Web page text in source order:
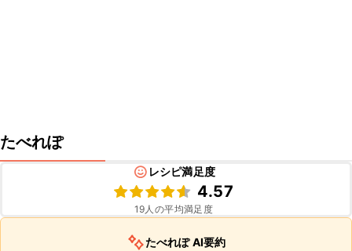
たべれぽ
レシピ満足度
4.57
19人の平均満足度
たべれぽ AI要約